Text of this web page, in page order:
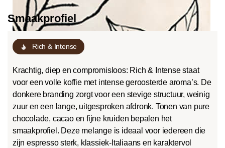
Smaakprofiel
Rich & Intense
Krachtig, diep en compromisloos: Rich & Intense staat
voor een volle koffie met intense geroosterde aroma’s. De
donkere branding zorgt voor een stevige structuur, weinig
zuur en een lange, uitgesproken afdronk. Tonen van pure
chocolade, cacao en fijne kruiden bepalen het
smaakprofiel. Deze melange is ideaal voor iedereen die
zijn espresso sterk, klassiek-Italiaans en karaktervol